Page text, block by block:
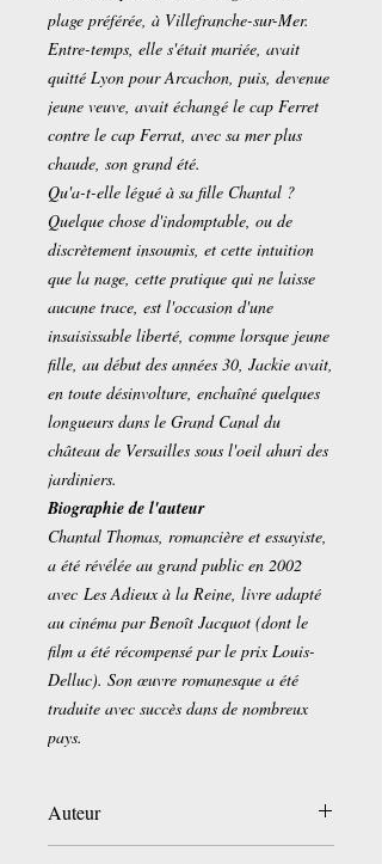
plage préférée, à Villefranche-sur-Mer.
Entre-temps, elle s'était mariée, avait
quitté Lyon pour Arcachon, puis, devenue
jeune veuve, avait échangé le cap Ferret
contre le cap Ferrat, avec sa mer plus
chaude, son grand été.
Qu'a-t-elle légué à sa fille Chantal ?
Quelque chose d'indomptable, ou de
discrètement insoumis, et cette intuition
que la nage, cette pratique qui ne laisse
aucune trace, est l'occasion d'une
insaisissable liberté, comme lorsque jeune
fille, au début des années 30, Jackie avait,
en toute désinvolture, enchaîné quelques
longueurs dans le Grand Canal du
château de Versailles sous l'oeil ahuri des
jardiniers.
Biographie de l'auteur
Chantal Thomas, romancière et essayiste,
a été révélée au grand public en 2002
avec Les Adieux à la Reine, livre adapté
au cinéma par Benoît Jacquot (dont le
film a été récompensé par le prix Louis-
Delluc). Son œuvre romanesque a été
traduite avec succès dans de nombreux
pays.
Auteur